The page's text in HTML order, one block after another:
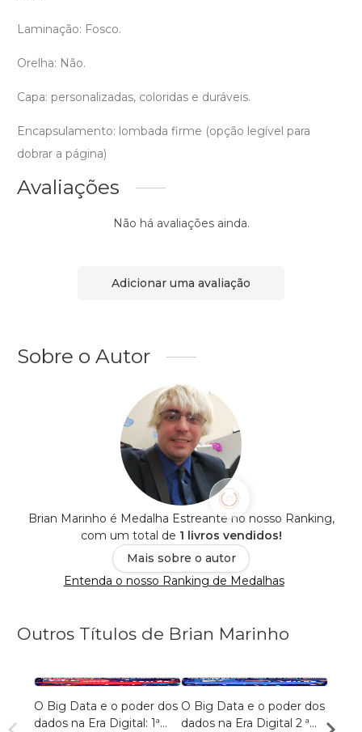
Laminação: Fosco.
Orelha: Não.
Capa: personalizadas, coloridas e duráveis.
Encapsulamento: lombada firme (opção legível para
dobrar a página)
Avaliações
Não há avaliações ainda.
Adicionar uma avaliação
Sobre o Autor
Brian Marinho é Medalha Estreante no nosso Ranking,
com um total de 1 livros vendidos!
Mais sobre o autor
Entenda o nosso Ranking de Medalhas
Outros Títulos de Brian Marinho
O Big Data e o poder dos
dados na Era Digital: 1ª
O Big Data e o poder dos
dados na Era Digital 2 ª